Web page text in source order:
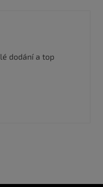
jsem velmi
a super ceny,